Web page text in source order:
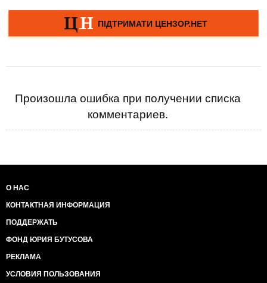
Произошла ошибка при получении списка
комментариев.
О НАС
КОНТАКТНАЯ ИНФОРМАЦИЯ
ПОДДЕРЖАТЬ
ФОНД ЮРИЯ БУТУСОВА
РЕКЛАМА
УСЛОВИЯ ПОЛЬЗОВАНИЯ